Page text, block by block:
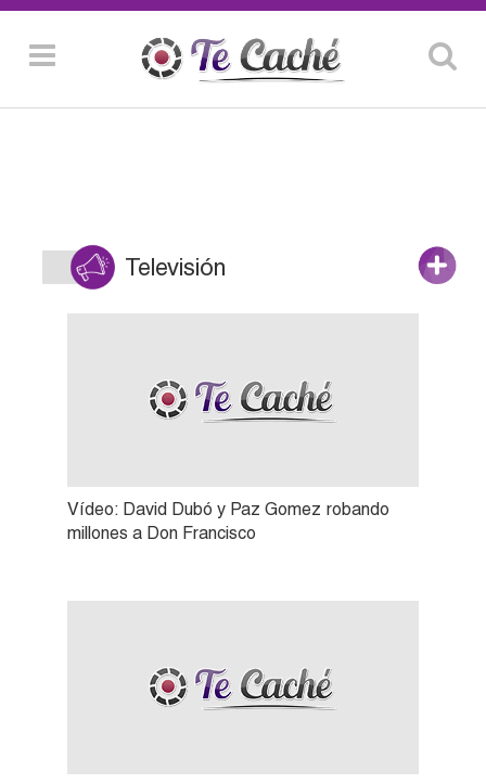
Televisión
Vídeo: David Dubó y Paz Gomez robando
millones a Don Francisco